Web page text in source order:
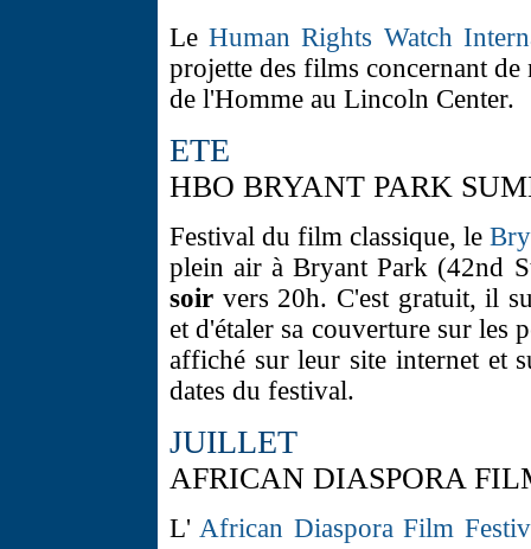
LeHuman Rights Watch
projette des films concernant
de l'Homme au Lincoln Center.
ETE
HBO BRYANT PARK
Festival du film classique, le
plein air à Bryant Park (42nd
soir vers 20h. C'est gratuit, il
et d'étaler sa couverture sur les
affiché sur leur site internet et
dates du festival.
JUILLET
AFRICAN DIASPORA
L'African Diaspora Film